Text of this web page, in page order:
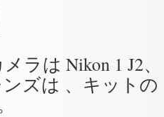
ラは Nikon 1 J2、
ズは 、キットの